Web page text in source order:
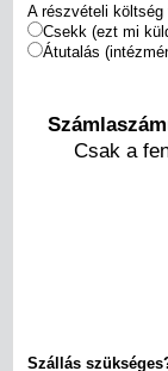
A részvételi
Csekk (ezt mi
Átutalás
Csak a
Szállás